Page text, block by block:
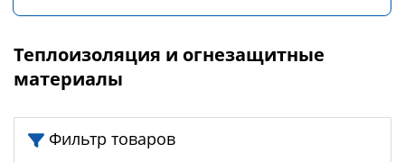
Теплоизоляция и огнезащитные
материалы
Фильтр товаров